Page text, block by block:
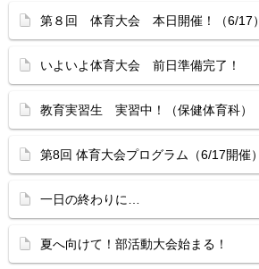
第８回 体育大会 本日開催！（6/17）
いよいよ体育大会 前日準備完了！
教育実習生 実習中！（保健体育科）
第8回 体育大会プログラム（6/17開催）
一日の終わりに…
夏へ向けて！部活動大会始まる！